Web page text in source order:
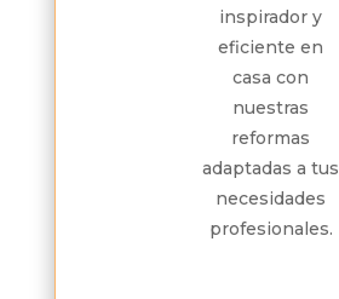
inspirador y
eficiente en
casa con
nuestras
reformas
adaptadas a tus
necesidades
profesionales.